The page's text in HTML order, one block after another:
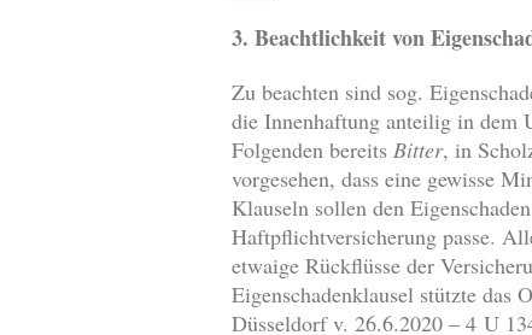
3. Beachtlichkeit von
Zu beachten sind sog.
die Innenhaftung anteilig in dem
Folgenden bereits Bitter, in
vorgesehen, dass eine gewisse
Klauseln sollen den
Haftpflichtversicherung passe.
etwaige Rückflüsse der
Eigenschadenklausel stützte das
Düsseldorf v. 26.6.2020 – 4 U